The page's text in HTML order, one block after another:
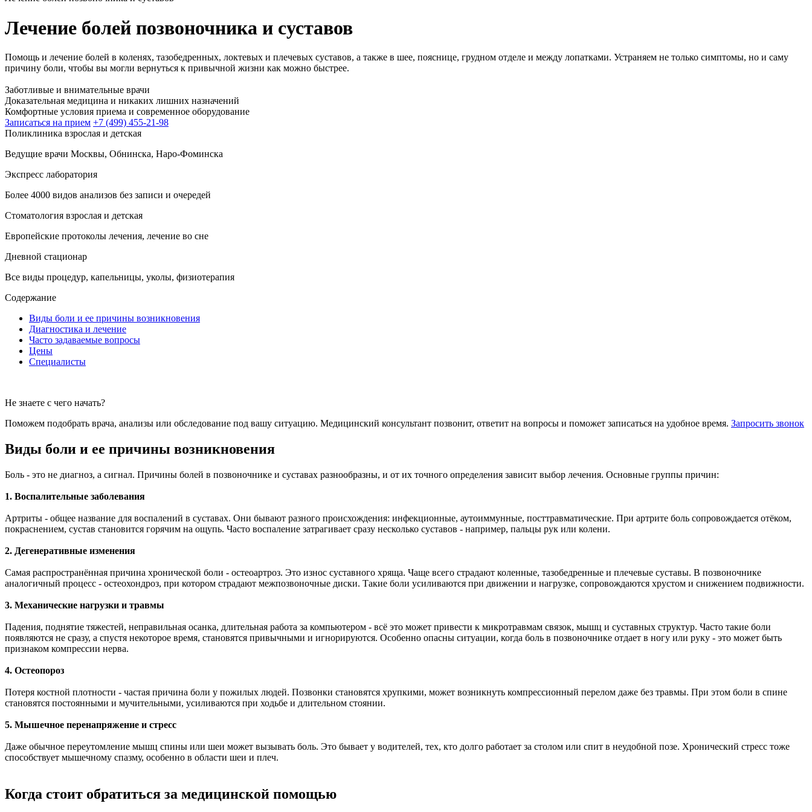
Лечение болей позвоночника и суставов
Помощь и лечение болей в коленях, тазобедренных, локтевых и плечевых суставов, а также в шее, пояснице, грудном отделе и между лопатками. Устраняем не только симптомы, но и саму
причину боли, чтобы вы могли вернуться к привычной жизни как можно быстрее.
Заботливые и внимательные врачи
Доказательная медицина и никаких лишних назначений
Комфортные условия приема и современное оборудование
Записаться на прием +7 (499) 455-21-98
Поликлиника взрослая и детская
Ведущие врачи Москвы, Обнинска, Наро-Фоминска
Экспресс лаборатория
Более 4000 видов анализов без записи и очередей
Стоматология взрослая и детская
Европейские протоколы лечения, лечение во сне
Дневной стационар
Все виды процедур, капельницы, уколы, физиотерапия
Содержание
Виды боли и ее причины возникновения
Диагностика и лечение
Часто задаваемые вопросы
Цены
Специалисты
Не знаете с чего начать?
Поможем подобрать врача, анализы или обследование под вашу ситуацию. Медицинский консультант позвонит, ответит на вопросы и поможет записаться на удобное время. Запросить звонок
Виды боли и ее причины возникновения
Боль - это не диагноз, а сигнал. Причины болей в позвоночнике и суставах разнообразны, и от их точного определения зависит выбор лечения. Основные группы причин:
1. Воспалительные заболевания
Артриты - общее название для воспалений в суставах. Они бывают разного происхождения: инфекционные, аутоиммунные, посттравматические. При артрите боль сопровождается отёком,
покраснением, сустав становится горячим на ощупь. Часто воспаление затрагивает сразу несколько суставов - например, пальцы рук или колени.
2. Дегенеративные изменения
Самая распространённая причина хронической боли - остеоартроз. Это износ суставного хряща. Чаще всего страдают коленные, тазобедренные и плечевые суставы. В позвоночнике
аналогичный процесс - остеохондроз, при котором страдают межпозвоночные диски. Такие боли усиливаются при движении и нагрузке, сопровождаются хрустом и снижением подвижности.
3. Механические нагрузки и травмы
Падения, поднятие тяжестей, неправильная осанка, длительная работа за компьютером - всё это может привести к микротравмам связок, мышц и суставных структур. Часто такие боли
появляются не сразу, а спустя некоторое время, становятся привычными и игнорируются. Особенно опасны ситуации, когда боль в позвоночнике отдает в ногу или руку - это может быть
признаком компрессии нерва.
4. Остеопороз
Потеря костной плотности - частая причина боли у пожилых людей. Позвонки становятся хрупкими, может возникнуть компрессионный перелом даже без травмы. При этом боли в спине
становятся постоянными и мучительными, усиливаются при ходьбе и длительном стоянии.
5. Мышечное перенапряжение и стресс
Даже обычное переутомление мышц спины или шеи может вызывать боль. Это бывает у водителей, тех, кто долго работает за столом или спит в неудобной позе. Хронический стресс тоже
способствует мышечному спазму, особенно в области шеи и плеч.
Когда стоит обратиться за медицинской помощью